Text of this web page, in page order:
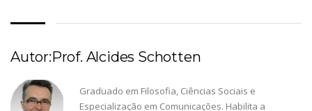
Autor:Prof. Alcides Schotten
Graduado em Filosofia, Ciências Sociais e
Especialização em Comunicações. Habilita a